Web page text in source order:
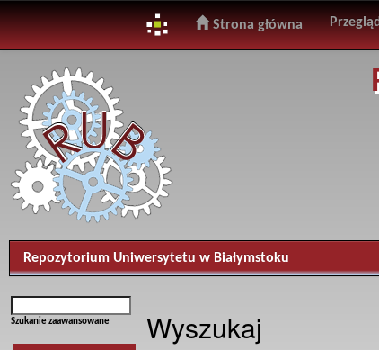
navigation
Strona główna
Repozytorium Uniwersytetu w Białymstoku
Szukanie zaawansowane Wyszukaj